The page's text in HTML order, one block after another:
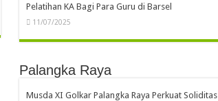
Pelatihan KA Bagi Para Guru di Barsel
11/07/2025
Palangka Raya
Musda XI Golkar Palangka Raya Perkuat Soliditas